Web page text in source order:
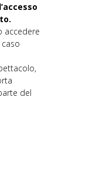
accedere
del